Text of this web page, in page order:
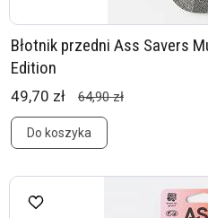
Błotnik przedni Ass Savers
Edition
49,70 zł 64,90 zł
Do koszyka